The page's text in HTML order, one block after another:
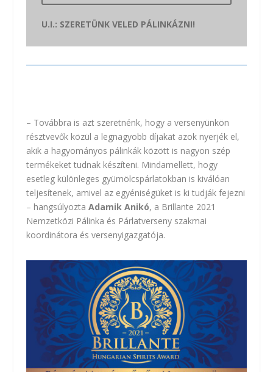
U.I.: SZERETÜNK VELED PÁLINKÁZNI!
– Továbbra is azt szeretnénk, hogy a versenyünkön
résztvevők közül a legnagyobb díjakat azok nyerjék el,
akik a hagyományos pálinkák között is nagyon szép
termékeket tudnak készíteni. Mindamellett, hogy
esetleg különleges gyümölcspárlatokban is kiválóan
teljesítenek, amivel az egyéniségüket is ki tudják fejezni
– hangsúlyozta Adamik Anikó, a Brillante 2021
Nemzetközi Pálinka és Párlatversenyszakmai
koordinátora és versenyigazgatója.